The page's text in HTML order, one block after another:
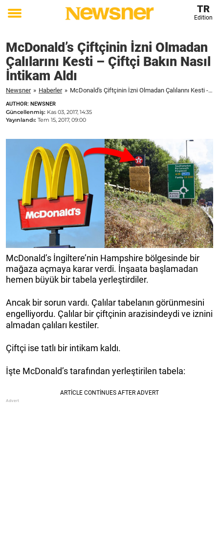
Toggle
TR
Edition
McDonald’s Çiftçinin İzni Olmadan
Çalılarını Kesti – Çiftçi Bakın Nasıl
İntikam Aldı
Newsner » Haberler » McDonald's Çiftçinin İzni Olmadan Çalılarını Kesti - Çiftçi Bakın Nasıl İntikam Aldı
AUTHOR: NEWSNER
Güncellenmiş: Kas 03, 2017, 14:35
Yayınlandı: Tem 15, 2017, 09:00
McDonald’s İngiltere’nin Hampshire bölgesinde bir
mağaza açmaya karar verdi. İnşaata başlamadan
hemen büyük bir tabela yerleştirdiler.
Ancak bir sorun vardı. Çalılar tabelanın görünmesini
engelliyordu. Çalılar bir çiftçinin arazisindeydi ve iznini
almadan çalıları kestiler.
Çiftçi ise tatlı bir intikam kaldı.
İşte McDonald’s tarafından yerleştirilen tabela: